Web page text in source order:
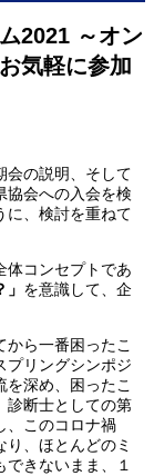
2021 ～オン
気軽に参加
会の説明、そして
協会への入会を検
に、検討を重ねて
体コンセプトであ
を意識して、企
ら一番困ったこ
プリングシンポジ
深め、困ったこ
診断士としての第
、このコロナ禍
、ほとんどのミ
きないまま、１